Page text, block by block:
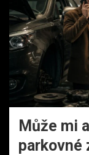
Může mi
parkovné